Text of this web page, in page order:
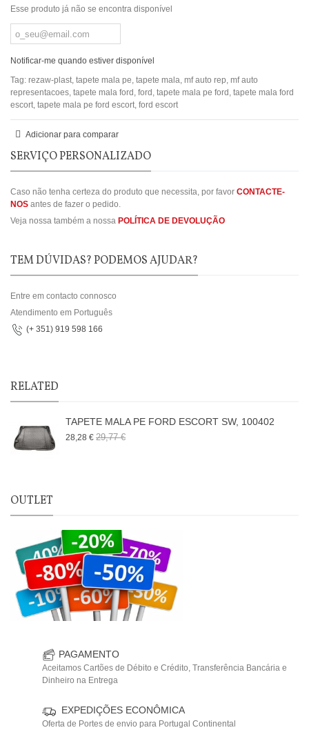
Esse produto já não se encontra disponível
Notificar-me quando estiver disponível
Tag: rezaw-plast, tapete mala pe, tapete mala, mf auto rep, mf auto
representacoes, tapete mala ford , ford , tapete mala pe ford , tapete mala ford
escort, tapete mala pe ford escort, ford escort
Adicionar para comparar
SERVIÇO PERSONALIZADO
Caso não tenha certeza do produto que necessita, por favor CONTACTE-
NOS antes de fazer o pedido.
Veja nossa também a nossa POLÍTICA DE DEVOLUÇÃO
TEM DÚVIDAS? PODEMOS AJUDAR?
Entre em contacto connosco
Atendimento em Português
(+ 351) 919 598 166
RELATED
TAPETE MALA PE FORD ESCORT SW, 100402
28,28 € 29,77 €
OUTLET
PAGAMENTO
Aceitamos Cartões de Débito e Crédito, Transferência Bancária e
Dinheiro na Entrega
EXPEDIÇÕES ECONÔMICA
Oferta de Portes de envio para Portugal Continental